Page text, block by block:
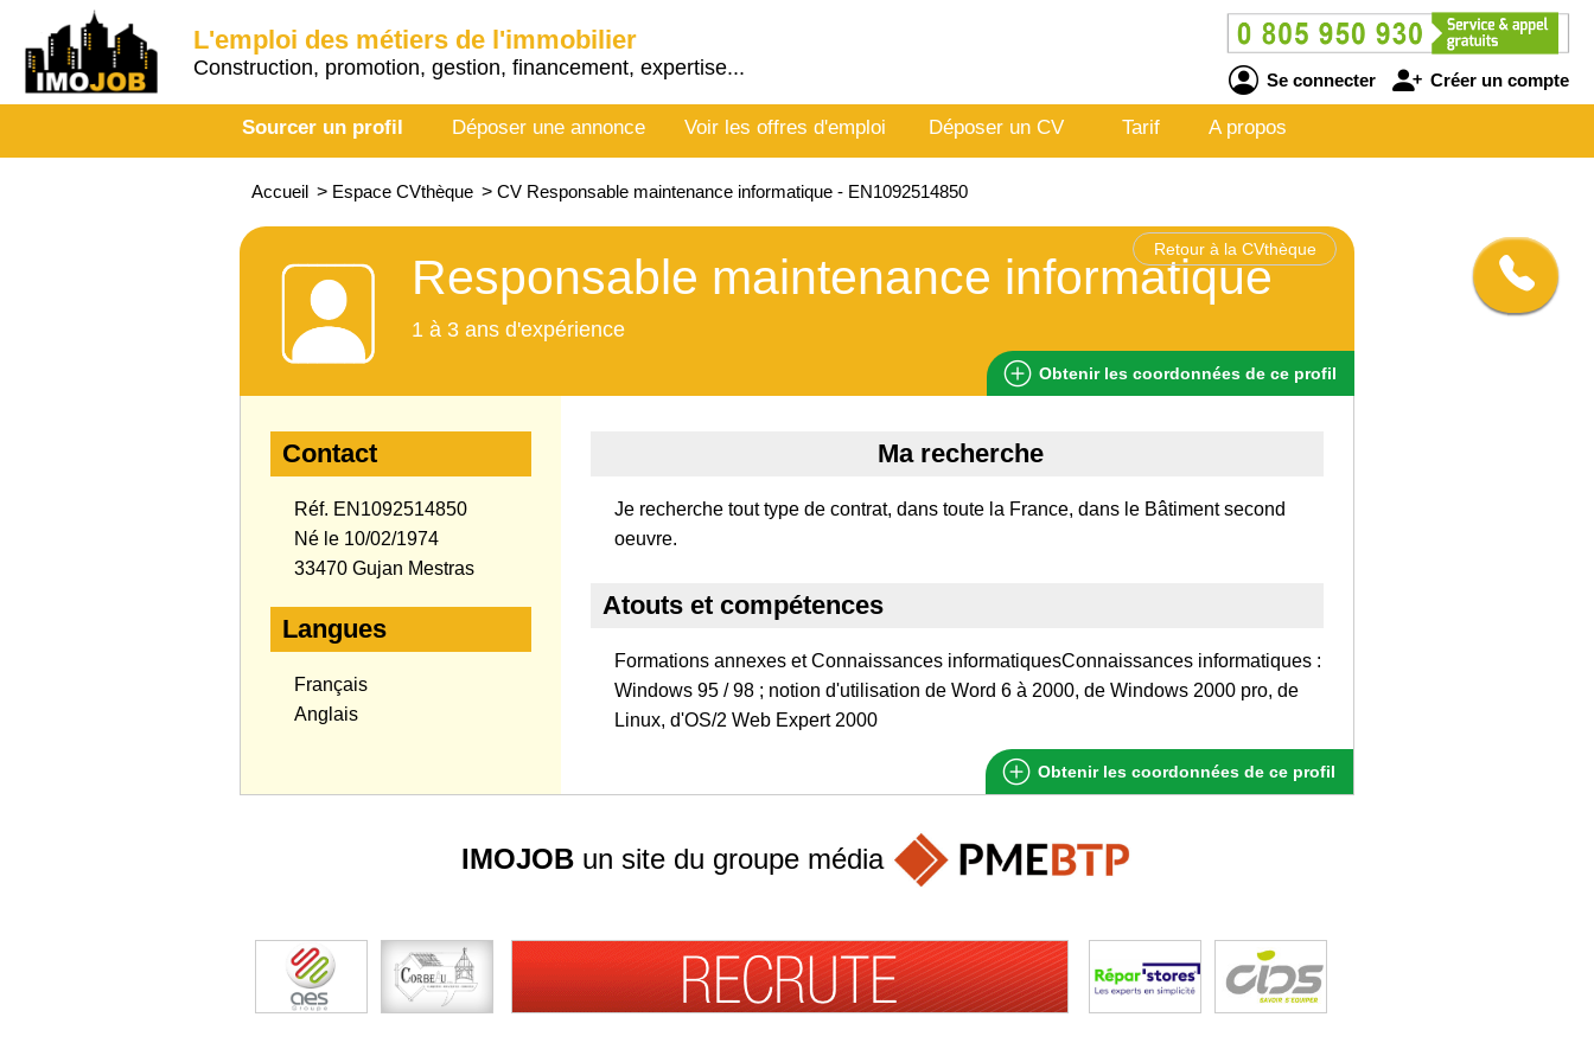
L'emploi des métiers de l'immobilier
Construction, promotion, gestion, financement, expertise...
Se connecter Créer un compte
Sourcer un profil Déposer une annonce Voir les offres d'emploi Déposer un CV Tarif A propos
Accueil > Espace CVthèque > CV Responsable maintenance informatique - EN1092514850
Retour à la CVthèque
Responsable maintenance informatique
1 à 3 ans d'expérience
Obtenir les coordonnées de ce profil
Contact
Réf. EN1092514850
Né le 10/02/1974
33470 Gujan Mestras
Langues
Français
Anglais
Ma recherche
Je recherche tout type de contrat, dans toute la France, dans le Bâtiment second
oeuvre.
Atouts et compétences
Formations annexes et Connaissances informatiquesConnaissances informatiques :
Windows 95 / 98 ; notion d'utilisation de Word 6 à 2000, de Windows 2000 pro, de
Linux, d'OS/2 Web Expert 2000
Obtenir les coordonnées de ce profil
IMOJOB un site du groupe média